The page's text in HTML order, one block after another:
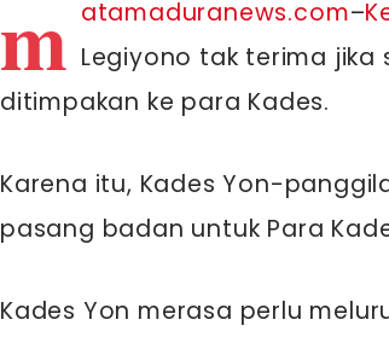
m atamaduranews.com–
Legiyono tak terima jika
ditimpakan ke para Kades.
Karena itu, Kades Yon-
pasang badan untuk Para
Kades Yon merasa perlu